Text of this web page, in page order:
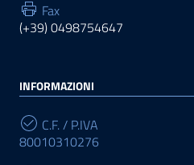
Fax
(+39) 0498754647
INFORMAZIONI
C.F. / P.IVA
80010310276